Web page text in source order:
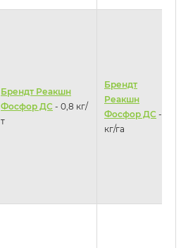
Брендт Реакшн
Фосфор ДС - 0,8 кг/
т
Брендт
Реакшн
Фосфор ДС - 2
кг/га